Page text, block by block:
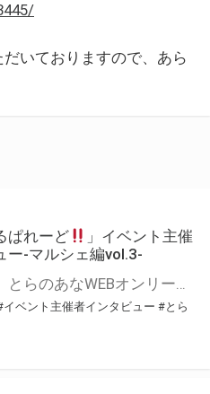
いておりますので、あら
ぱれーど
」イベント主催
ー-マルシェ編vol.3-
こんにちは、とらのあなWEBオンリー運営スタッフです。 新たにお届けする、イベント主催者インタビュー-マルシェ編-は、 とらのあなWEBオンリー「マルシェ」をご利用した主催様に 「マルシェ」を使って開催した感想や心がけをお聞きする企画です。 今回は、WEBオンリー初開催「つるみかるぱれーど
イベント主催者インタビュー #とら